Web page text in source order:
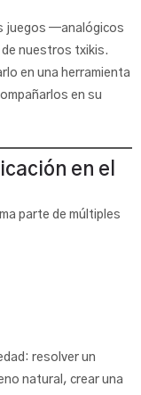
juegos —analógicos
nuestros txikis.
en una herramienta
en su
en el
parte de múltiples
resolver un
natural, crear una